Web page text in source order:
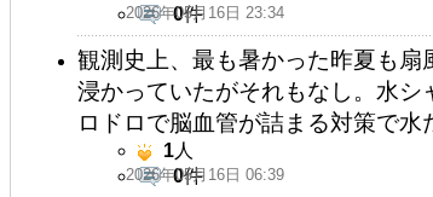
2026年05月16日 23:34
0件
観測史上、最も暑かった昨夏も
浸かっていたがそれもなし。水
ロドロで脳血管が詰まる対策で水
2026年05月16日 06:39
1人
0件